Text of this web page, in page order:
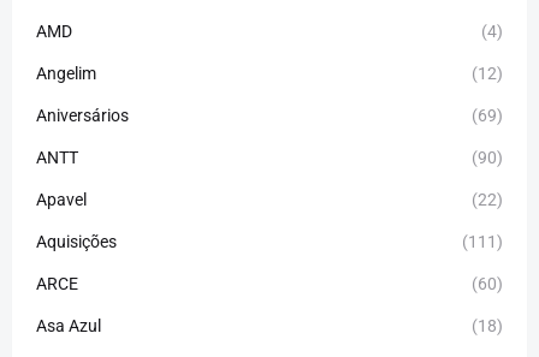
AMD (4)
Angelim (12)
Aniversários (69)
ANTT (90)
Apavel (22)
Aquisições (111)
ARCE (60)
Asa Azul (18)